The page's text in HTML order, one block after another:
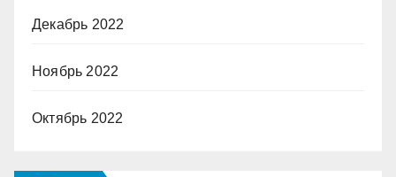
Декабрь 2022
Ноябрь 2022
Октябрь 2022